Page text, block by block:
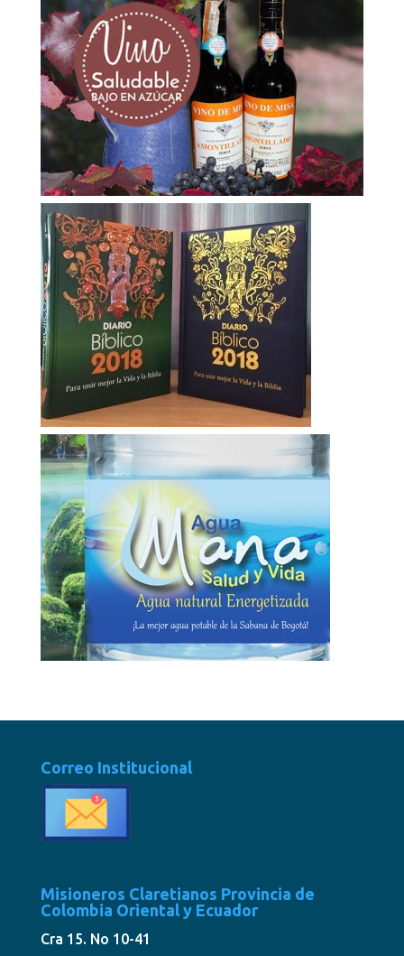
Correo Institucional
Misioneros Claretianos Provincia de
Colombia Oriental y Ecuador
Cra 15. No 10-41